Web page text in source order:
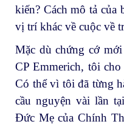
kiến? Cách mô tả của
vị trí khác về cuộc về
Mặc dù chứng cớ
CP Emmerich, tôi
Có thể vì tôi đã từng
cầu nguyện vài lần
Đức Mẹ của Chính